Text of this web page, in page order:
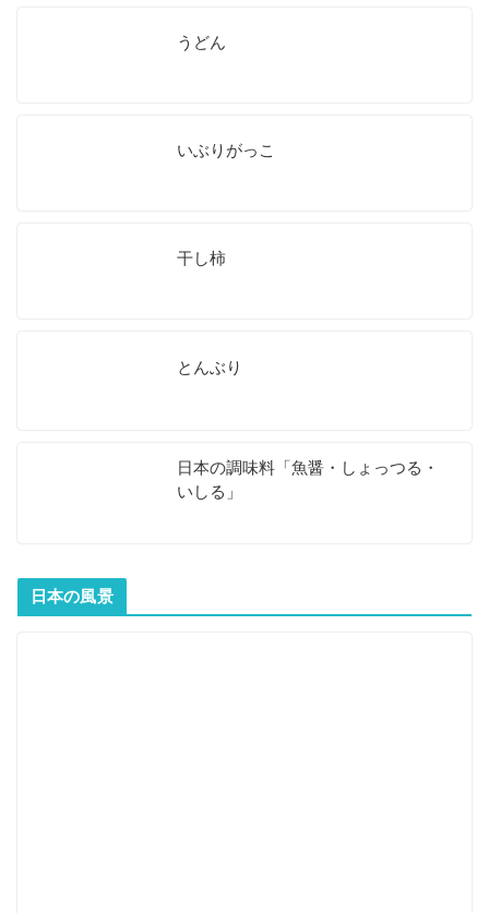
うどん
いぶりがっこ
干し柿
とんぶり
日本の調味料「魚醤・しょっつる・
いしる」
日本の風景